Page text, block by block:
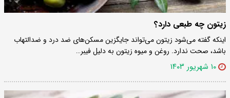
زیتون چه طبعی دارد؟
اینکه گفته می‌شود زیتون می‌تواند جایگزین مسکن‌های ضد درد و ضدالتهاب
باشد، صحت ندارد. روغن و میوه زیتون به دلیل فیبر…
۱۰ شهریور ۱۴۰۳